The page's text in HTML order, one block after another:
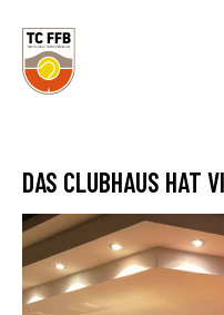
DAS CLUBHAUS HAT